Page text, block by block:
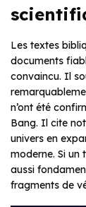
Les textes
documents
convaincu. Il
n’ont été
Bang. Il cite
univers en
moderne. Si
aussi
fragments de